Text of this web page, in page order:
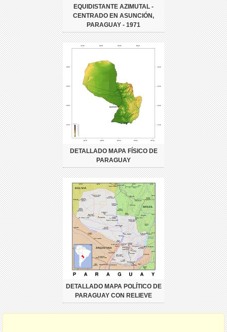
EQUIDISTANTE AZIMUTAL -
CENTRADO EN ASUNCIÓN,
PARAGUAY - 1971
DETALLADO MAPA FÍSICO DE
PARAGUAY
DETALLADO MAPA POLÍTICO DE
PARAGUAY CON RELIEVE